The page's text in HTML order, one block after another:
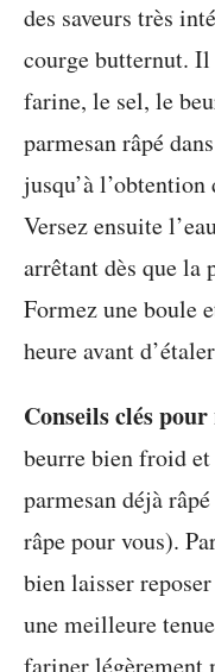
des saveurs très
courge butternut.
farine, le sel, le
parmesan râpé
jusqu’à
Versez ensuite
arrêtant dès que la
Formez une boule
heure avant
Conseils clés
beurre bien froid et
parmesan déjà
râpe pour vous).
bien laisser
une meilleure